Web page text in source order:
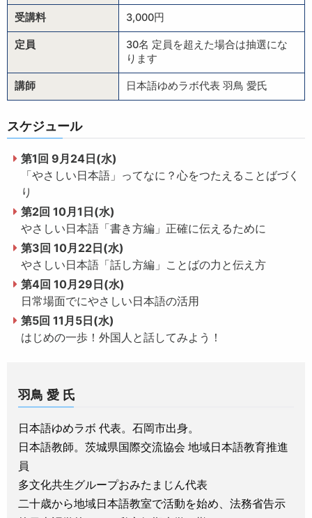
受講料 3,000円
定員
30名 定員を超えた場合は抽選にな
ります
講師 日本語ゆめラボ代表 羽鳥 愛氏
スケジュール
第1回 9月24日(水)
「やさしい日本語」ってなに？心をつたえることばづく
り
第2回 10月1日(水)
やさしい日本語「書き方編」正確に伝えるために
第3回 10月22日(水)
やさしい日本語「話し方編」ことばの力と伝え方
第4回 10月29日(水)
日常場面でにやさしい日本語の活用
第5回 11月5日(水)
はじめの一歩！外国人と話してみよう！
羽鳥 愛 氏
日本語ゆめラボ 代表。石岡市出身。
日本語教師。茨城県国際交流協会 地域日本語教育推進
員
多文化共生グループおみたまじん代表
二十歳から地域日本語教室で活動を始め、法務省告示